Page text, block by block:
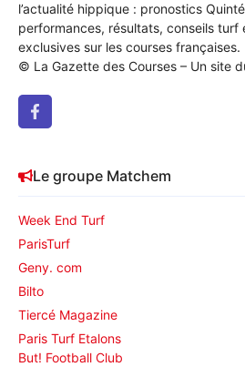
l’actualité hippique : pronostics
performances, résultats, conseils turf
exclusives sur les courses françaises.
© La Gazette des Courses – Un site
Le groupe Matchem
Week End Turf
ParisTurf
Geny. com
Bilto
Tiercé Magazine
Paris Turf Etalons
But! Football Club